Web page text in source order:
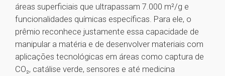
áreas superficiais que ultrapassam 7.000 m²/g e
funcionalidades químicas específicas. Para ele, o
prêmio reconhece justamente essa capacidade de
manipular a matéria e de desenvolver materiais com
aplicações tecnológicas em áreas como captura de
CO₂, catálise verde, sensores e até medicina